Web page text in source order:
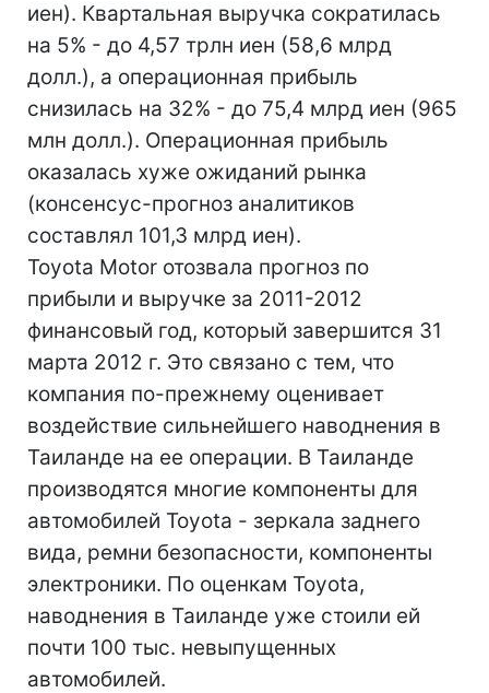
иен). Квартальная выручка сократилась
на 5% - до 4,57 трлн иен (58,6 млрд
долл.), а операционная прибыль
снизилась на 32% - до 75,4 млрд иен (965
млн долл.). Операционная прибыль
оказалась хуже ожиданий рынка
(консенсус-прогноз аналитиков
составлял 101,3 млрд иен).
Toyota Motor отозвала прогноз по
прибыли и выручке за 2011-2012
финансовый год, который завершится 31
марта 2012 г. Это связано с тем, что
компания по-прежнему оценивает
воздействие сильнейшего наводнения в
Таиланде на ее операции. В Таиланде
производятся многие компоненты для
автомобилей Toyota - зеркала заднего
вида, ремни безопасности, компоненты
электроники. По оценкам Toyota,
наводнения в Таиланде уже стоили ей
почти 100 тыс. невыпущенных
автомобилей.